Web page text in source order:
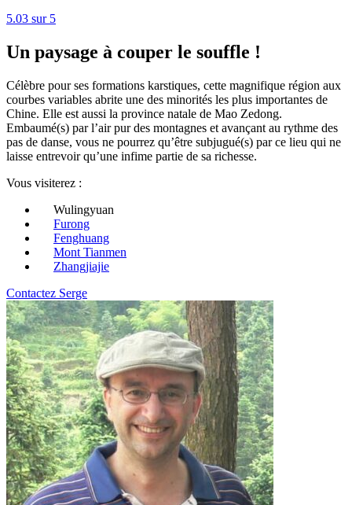
5.03 sur 5
Un paysage à couper le souffle !
Célèbre pour ses formations karstiques, cette magnifique région aux
courbes variables abrite une des minorités les plus importantes de
Chine. Elle est aussi la province natale de Mao Zedong.
Embaumé(s) par l’air pur des montagnes et avançant au rythme des
pas de danse, vous ne pourrez qu’être subjugué(s) par ce lieu qui ne
laisse entrevoir qu’une infime partie de sa richesse.
Vous visiterez :
Wulingyuan
Furong
Fenghuang
Mont Tianmen
Zhangjiajie
Contactez Serge